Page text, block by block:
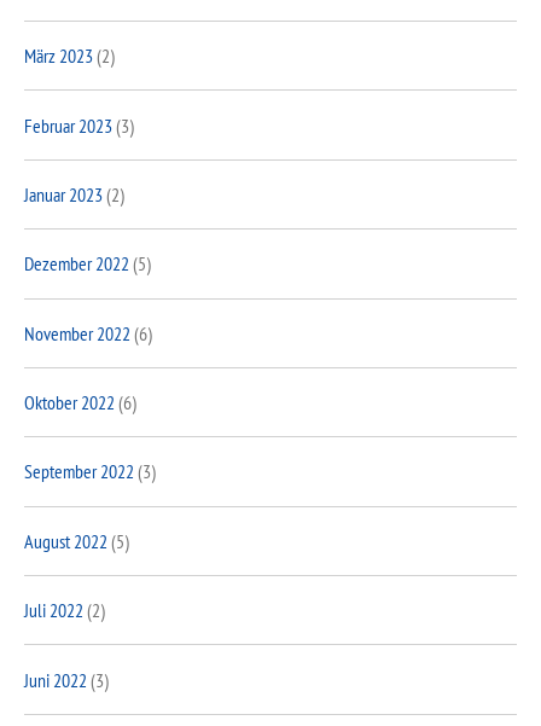
März 2023(2)
Februar 2023(3)
Januar 2023(2)
Dezember 2022 (5)
November 2022 (6)
Oktober 2022 (6)
September 2022 (3)
August 2022 (5)
Juli 2022 (2)
Juni 2022 (3)